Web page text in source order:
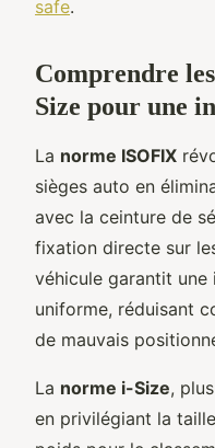
safe.
Comprendre
Size pour une
La norme ISOFIX
sièges auto en
avec la ceinture de
fixation directe sur
véhicule garantit
uniforme, réduisant
de mauvais
La norme i-Size,
en privilégiant la